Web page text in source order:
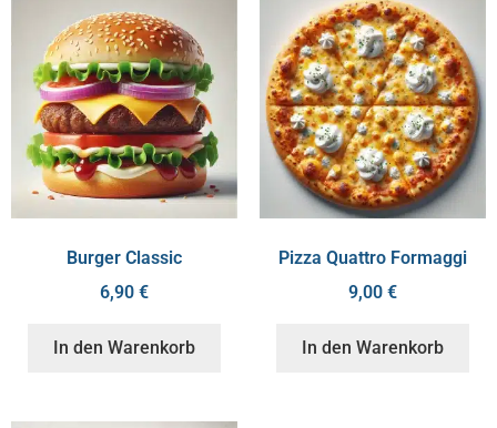
Burger Classic
6,90 €
In den Warenkorb
Pizza Quattro Formaggi
9,00 €
In den Warenkorb